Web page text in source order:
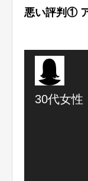
悪い評判①
30代女性